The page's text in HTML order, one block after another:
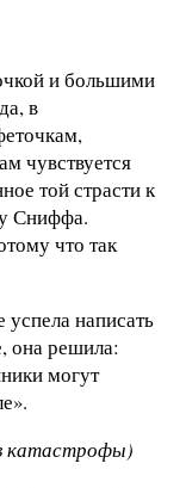
и большими
в
чувствуется
той страсти к
Сниффа.
что так
написать
она решила:
могут
катастрофы)